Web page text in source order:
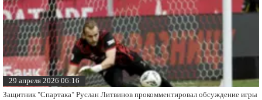
29 апреля 2026 06:16
Защитник "Спартака" Руслан Литвинов прокомментировал обсуждение игры